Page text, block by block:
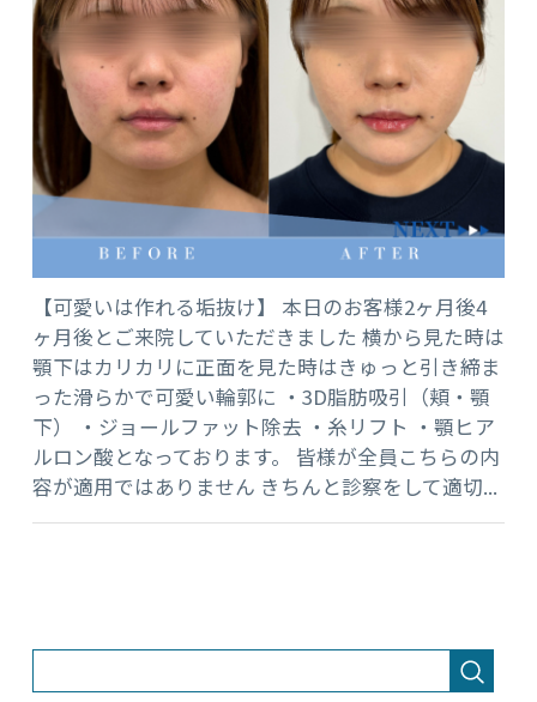
【可愛いは作れる垢抜け】 本日のお客様2ヶ月後4
ヶ月後とご来院していただきました 横から見た時は
顎下はカリカリに正面を見た時はきゅっと引き締ま
った滑らかで可愛い輪郭に ・3D脂肪吸引（頬・顎
下） ・ジョールファット除去 ・糸リフト ・顎ヒア
ルロン酸となっております。 皆様が全員こちらの内
容が適用ではありません きちんと診察をして適切...